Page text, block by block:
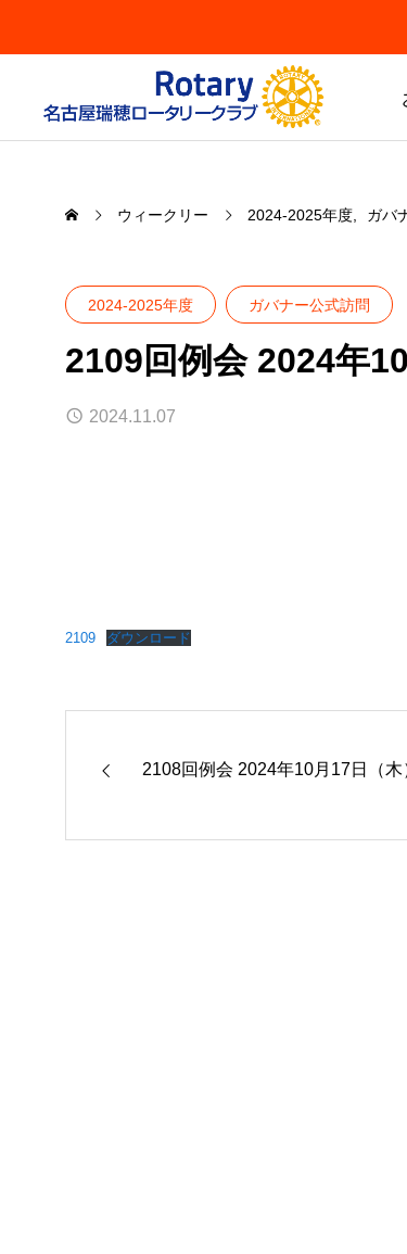
Mizuho RC
ウィークリー 2024-2025年度 ガバ
2024-2025年度 ガバナー公式訪問
2109回例会 2024年
2024.11.07
2109 ダウンロード
2108回例会 2024年10月17日（木